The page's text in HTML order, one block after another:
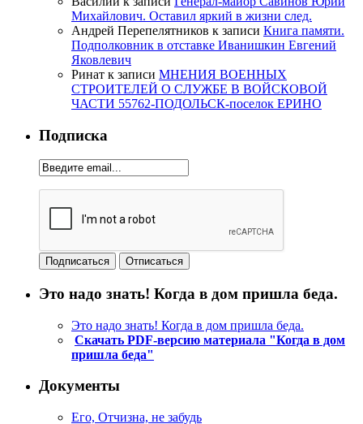
Михайлович. Оставил яркий в жизни след.
Андрей Перепелятников к записи Книга памяти.
Подполковник в отставке Иванишкин Евгений
Яковлевич
Ринат к записи МНЕНИЯ ВОЕННЫХ
СТРОИТЕЛЕЙ О СЛУЖБЕ В ВОЙСКОВОЙ
ЧАСТИ 55762-ПОДОЛЬСК-поселок ЕРИНО
Подписка
Это надо знать! Когда в дом пришла беда.
Это надо знать! Когда в дом пришла беда.
Скачать PDF-версию материала "Когда в дом
пришла беда"
Документы
Его, Отчизна, не забудь